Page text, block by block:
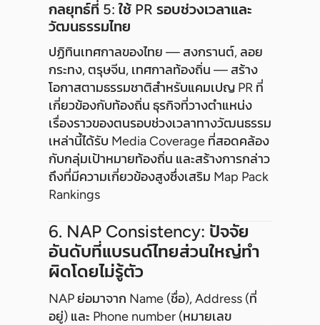
กลยุทธ์ที่ 5: ใช้ PR รอบช่วงเวลาและ
วัฒนธรรมไทย
ปฏิทินเทศกาลของไทย — สงกรานต์, ลอย
กระทง, ตรุษจีน, เทศกาลท้องถิ่น — สร้าง
โอกาสตามธรรมชาติสำหรับแคมเปญ PR ที่
เกี่ยวข้องกับท้องถิ่น ธุรกิจที่วางตำแหน่ง
เรื่องราวของตนรอบช่วงเวลาทางวัฒนธรรม
เหล่านี้ได้รับ Media Coverage ที่สอดคล้อง
กับกลุ่มเป้าหมายท้องถิ่น และสร้างการกล่าว
ถึงที่มีความเกี่ยวข้องสูงซึ่งเสริม Map Pack
Rankings
6. NAP Consistency: ปัจจัย
อันดับที่แบรนด์ไทยส่วนใหญ่ทำ
ผิดโดยไม่รู้ตัว
NAP ย่อมาจาก Name (ชื่อ), Address (ที่
อยู่) และ Phone number (หมายเลข